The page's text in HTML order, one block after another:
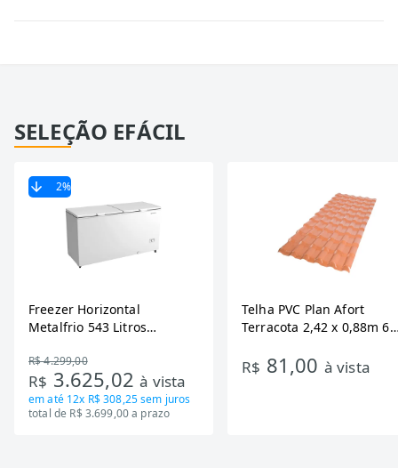
SELEÇÃO EFÁCIL
2%
Freezer Horizontal
Metalfrio 543 Litros
Tecnologia Inverter, Branco,
Bivolt
R$ 4.299,00
R$ 3.625,02à vista
em até 12x R$ 308,25sem juros
total de R$ 3.699,00 a prazo
Telha PVC Plan Afort
Terracota 2,42 x 0,88m 6
R$ 81,00 à vista